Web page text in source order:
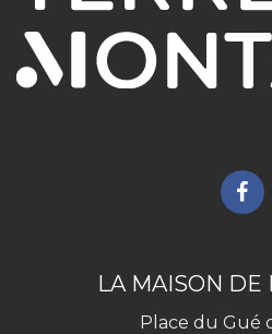
Lien
LA MAISON DE
Place du Gué